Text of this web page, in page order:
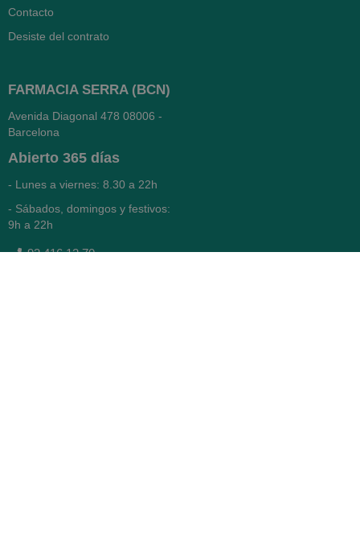
Contacto
Desiste del contrato
FARMACIA SERRA (BCN)
Avenida Diagonal 478 08006 -
Barcelona
Abierto 365 días
- Lunes a viernes: 8.30 a 22h
- Sábados, domingos y festivos:
9h a 22h
93 416 12 70